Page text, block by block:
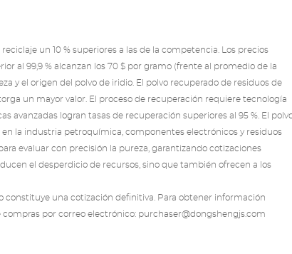
un 10 % superiores a las de la competencia. Los precios
al 99,9 % alcanzan los 70 $ por gramo (frente al promedio de la
y el origen del polvo de iridio. El polvo recuperado de residuos de
un mayor valor. El proceso de recuperación requiere tecnología
logran tasas de recuperación superiores al 95 %. El
la industria petroquímica, componentes electrónicos y residuos
evaluar con precisión la pureza, garantizando cotizaciones
el desperdicio de recursos, sino que también ofrecen a los
constituye una cotización definitiva. Para obtener información
por correo electrónico: purchaser@dongshengjs.com